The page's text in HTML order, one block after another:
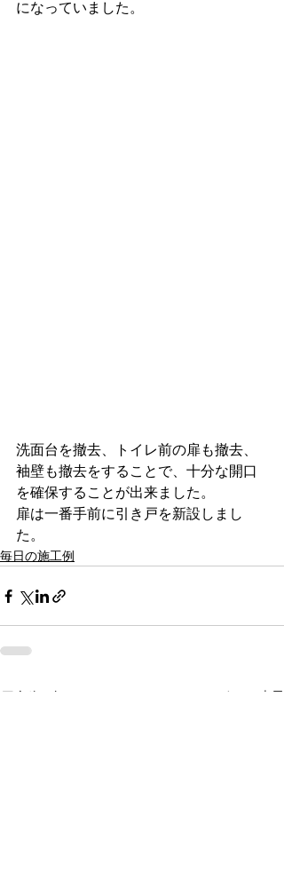
になっていました。
洗面台を撤去、トイレ前の扉も撤去、
袖壁も撤去をすることで、十分な開口
を確保することが出来ました。
扉は一番手前に引き戸を新設しまし
た。
毎日の施工例
すべて表示